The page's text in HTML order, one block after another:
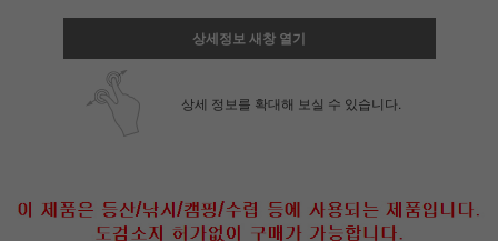
페이코 ID로 페
상세정보 새창 열기
상세 정보를 확대해 보실 수 있습니다.